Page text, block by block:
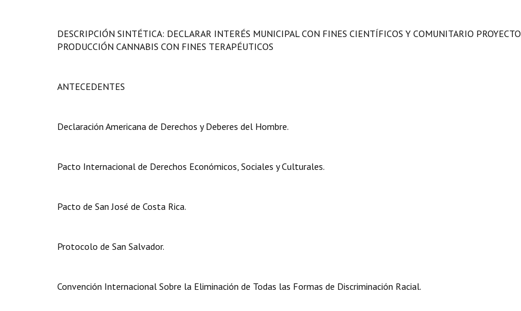
DESCRIPCIÓN SINTÉTICA: DECLARAR INTERÉS MUNICIPAL CON FINES CIENTÍFICOS Y COMUNITARIO PROYECTO
PRODUCCIÓN CANNABIS CON FINES TERAPÉUTICOS
ANTECEDENTES
Declaración Americana de Derechos y Deberes del Hombre.
Pacto Internacional de Derechos Económicos, Sociales y Culturales.
Pacto de San José de Costa Rica.
Protocolo de San Salvador.
Convención Internacional Sobre la Eliminación de Todas las Formas de Discriminación Racial.